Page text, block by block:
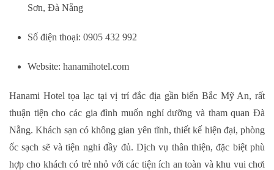
Sơn, Đà Nẵng
Số điện thoại: 0905 432 992
Website: hanamihotel.com
Hanami Hotel tọa lạc tại vị trí đắc địa gần biển Bắc Mỹ An, rất
thuận tiện cho các gia đình muốn nghỉ dưỡng và tham quan Đà
Nẵng. Khách sạn có không gian yên tĩnh, thiết kế hiện đại, phòng
ốc sạch sẽ và tiện nghi đầy đủ. Dịch vụ thân thiện, đặc biệt phù
hợp cho khách có trẻ nhỏ với các tiện ích an toàn và khu vui chơi